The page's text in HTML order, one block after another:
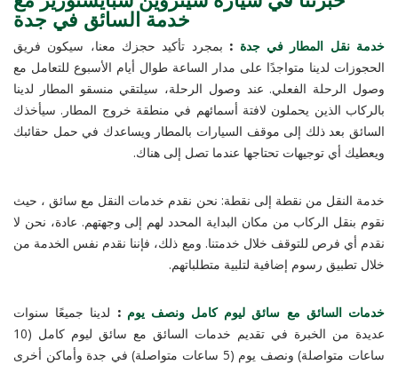
خدمة السائق في جدة
خدمة نقل المطار في جدة :بمجرد تأكيد حجزك معنا، سيكون فريق
الحجوزات لدينا متواجدًا على مدار الساعة طوال أيام الأسبوع للتعامل مع
وصول الرحلة الفعلي. عند وصول الرحلة، سيلتقي منسقو المطار لدينا
بالركاب الذين يحملون لافتة أسمائهم في منطقة خروج المطار. سيأخذك
السائق بعد ذلك إلى موقف السيارات بالمطار ويساعدك في حمل حقائبك
ويعطيك أي توجيهات تحتاجها عندما تصل إلى هناك.
خدمة النقل من نقطة إلى نقطة: نحن نقدم خدمات النقل مع سائق ، حيث
نقوم بنقل الركاب من مكان البداية المحدد لهم إلى وجهتهم. عادة، نحن لا
نقدم أي فرص للتوقف خلال خدمتنا. ومع ذلك، فإننا نقدم نفس الخدمة من
خلال تطبيق رسوم إضافية لتلبية متطلباتهم.
خدمات السائق مع سائق ليوم كامل ونصف يوم : لدينا جميعًا سنوات
عديدة من الخبرة في تقديم خدمات السائق مع سائق ليوم كامل (10
ساعات متواصلة) ونصف يوم (5 ساعات متواصلة) في جدة وأماكن أخرى